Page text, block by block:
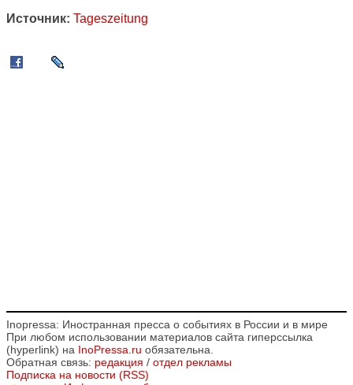
Источник: Tageszeitung
Inopressa: Иностранная пресса о событиях в России и в мире
При любом использовании материалов сайта гиперссылка
(hyperlink) на InoPressa.ru обязательна.
Обратная связь: редакция / отдел рекламы
Подписка на новости (RSS)